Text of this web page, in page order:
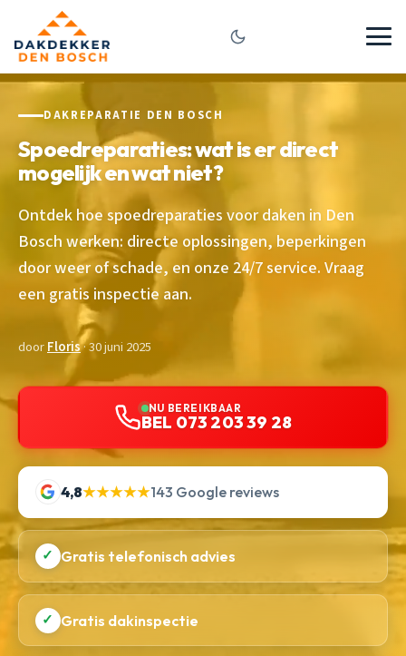
DAKREPARATIE DEN BOSCH
Spoedreparaties: wat is er direct
mogelijk en wat niet?
Ontdek hoe spoedreparaties voor daken in Den
Bosch werken: directe oplossingen, beperkingen
door weer of schade, en onze 24/7 service. Vraag
een gratis inspectie aan.
doorFloris· 30 juni 2025
NU BEREIKBAAR
BEL 073 203 39 28
4,8★★★★★143 Google reviews
✓ Gratis telefonisch advies
✓ Gratis dakinspectie